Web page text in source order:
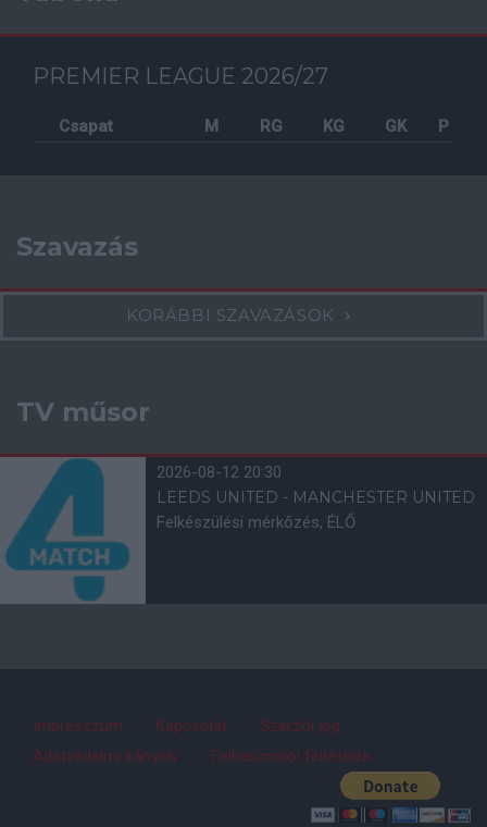
Facebook
PREMIER LEAGUE 2026/27
KG GK P